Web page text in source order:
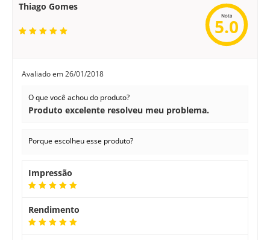
Thiago Gomes
Nota
5.0
Avaliado em26/01/2018
O que você achou do produto?
Produto excelente resolveu meu problema.
Porque escolheu esse produto?
Impressão
Rendimento